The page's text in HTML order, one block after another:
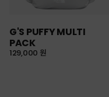
G'S PUFFY MULTI
PACK
129,000 원